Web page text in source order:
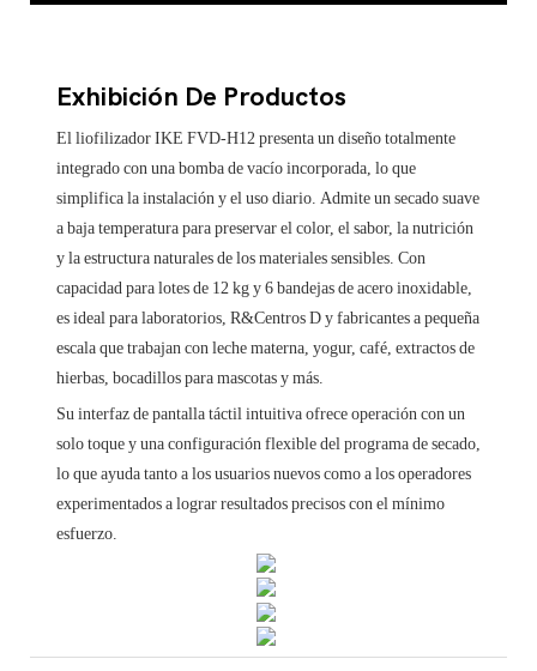
Exhibición De Productos
El liofilizador IKE FVD-H12 presenta un diseño totalmente
integrado con una bomba de vacío incorporada, lo que
simplifica la instalación y el uso diario. Admite un secado suave
a baja temperatura para preservar el color, el sabor, la nutrición
y la estructura naturales de los materiales sensibles. Con
capacidad para lotes de 12 kg y 6 bandejas de acero inoxidable,
es ideal para laboratorios, R&Centros D y fabricantes a pequeña
escala que trabajan con leche materna, yogur, café, extractos de
hierbas, bocadillos para mascotas y más.
Su interfaz de pantalla táctil intuitiva ofrece operación con un
solo toque y una configuración flexible del programa de secado,
lo que ayuda tanto a los usuarios nuevos como a los operadores
experimentados a lograr resultados precisos con el mínimo
esfuerzo.